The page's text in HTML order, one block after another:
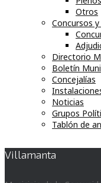
Otros
Concursos
Directorio
Boletín
Concejalías
Noticias
Grupos
Tablón de
Villamanta